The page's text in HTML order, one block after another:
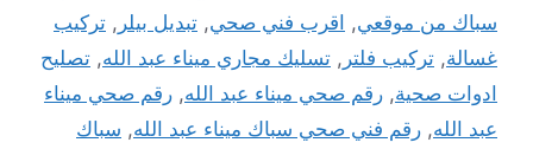
سباك من موقعي, اقرب فني صحي, تبديل بيلر , تركيب
غسالة, تركيب فلتر , تسليك مجاري ميناء عبد الله, تصليح
ادوات صحية, رقم صحي ميناء عبد الله, رقم صحي ميناء
عبد الله, رقم فني صحي سباك ميناء عبد الله, سباك